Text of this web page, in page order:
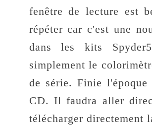
fenêtre de lecture est
répéter car c'est une
dans les kits
simplement le
de série. Finie
CD. Il faudra aller
télécharger directement